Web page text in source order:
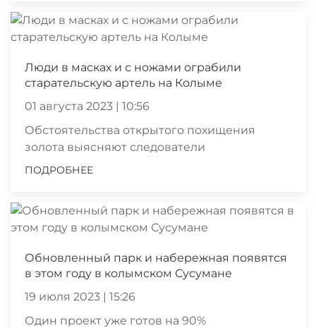
Люди в масках и с ножами ограбили
старательскую артель на Колыме
01 августа 2023 | 10:56
Обстоятельства открытого похищения
золота выясняют следователи
ПОДРОБНЕЕ
Обновленный парк и набережная появятся
в этом году в колымском Сусумане
19 июля 2023 | 15:26
Один проект уже готов на 90%